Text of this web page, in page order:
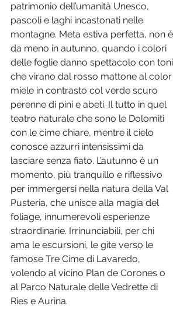
patrimonio dell’umanità Unesco,
pascoli e laghi incastonati nelle
montagne. Meta estiva perfetta, non è
da meno in autunno, quando i colori
delle foglie danno spettacolo con toni
che virano dal rosso mattone al color
miele in contrasto col verde scuro
perenne di pini e abeti. Il tutto in quel
teatro naturale che sono le Dolomiti
con le cime chiare, mentre il cielo
conosce azzurri intensissimi da
lasciare senza fiato. L’autunno è un
momento, più tranquillo e riflessivo
per immergersi nella natura della Val
Pusteria, che unisce alla magia del
foliage, innumerevoli esperienze
straordinarie. Irrinunciabili, per chi
ama le escursioni, le gite verso le
famose Tre Cime di Lavaredo,
volendo al vicino Plan de Corones o
al Parco Naturale delle Vedrette di
Ries e Aurina.